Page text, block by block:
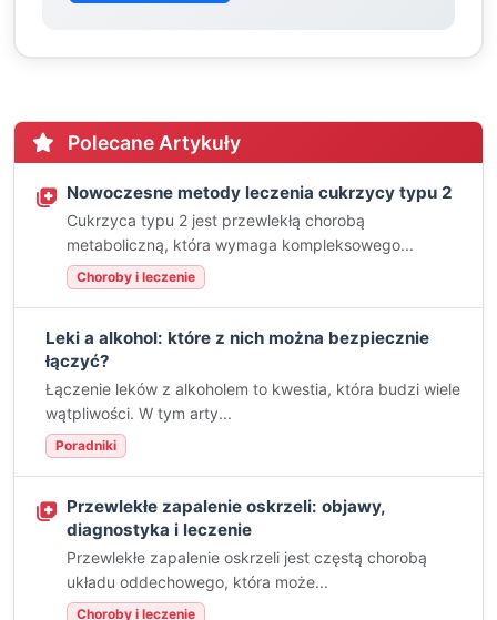
Polecane Artykuły
Nowoczesne metody leczenia cukrzycy typu 2
Cukrzyca typu 2 jest przewlekłą chorobą
metaboliczną, która wymaga kompleksowego...
Choroby i leczenie
Leki a alkohol: które z nich można bezpiecznie
łączyć?
Łączenie leków z alkoholem to kwestia, która budzi wiele
wątpliwości. W tym arty...
Poradniki
Przewlekłe zapalenie oskrzeli: objawy,
diagnostyka i leczenie
Przewlekłe zapalenie oskrzeli jest częstą chorobą
układu oddechowego, która może...
Choroby i leczenie